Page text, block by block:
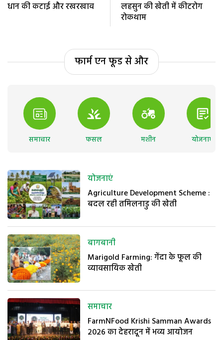
धान की कटाई और रखरखाव
लहसुन की खेती में कीटरोग
रोकथाम
फार्म एन फूड से और
समाचार फसल मशीन योजनाएं
योजनाएं
Agriculture Development Scheme :
बदल रही तमिलनाडु की खेती
बागबानी
Marigold Farming: गेंदा के फूल की
व्यावसायिक खेती
समाचार
FarmNFood Krishi Samman Awards
2026 का देहरादून में भव्य आयोजन